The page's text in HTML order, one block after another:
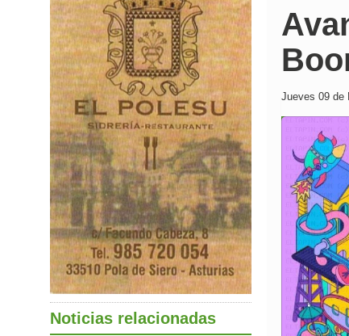
Jueves 09 de
Noticias relacionadas